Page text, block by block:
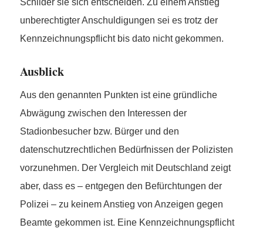
Schilder sie sich entscheiden. Zu einem Anstieg
unberechtigter Anschuldigungen sei es trotz der
Kennzeichnungspflicht bis dato nicht gekommen.
Ausblick
Aus den genannten Punkten ist eine gründliche
Abwägung zwischen den Interessen der
Stadionbesucher bzw. Bürger und den
datenschutzrechtlichen Bedürfnissen der Polizisten
vorzunehmen. Der Vergleich mit Deutschland zeigt
aber, dass es – entgegen den Befürchtungen der
Polizei – zu keinem Anstieg von Anzeigen gegen
Beamte gekommen ist. Eine Kennzeichnungspflicht